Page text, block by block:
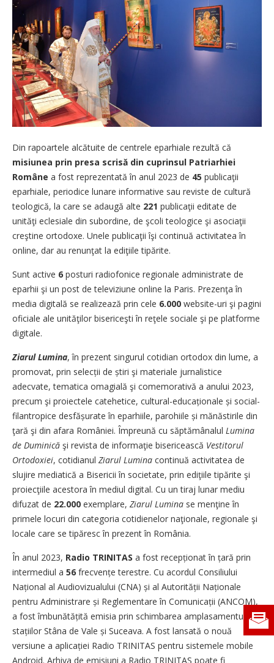
Din rapoartele alcătuite de centrele eparhiale rezultă că
misiunea prin presa scrisă din cuprinsul Patriarhiei
Române a fost reprezentată în anul 2023 de 45 publicaţii
eparhiale, periodice lunare informative sau reviste de cultură
teologică, la care se adaugă alte 221 publicaţii editate de
unităţi eclesiale din subordine, de şcoli teologice şi asociaţii
creştine ortodoxe. Unele publicaţii îşi continuă activitatea în
online, dar au renunţat la ediţiile tipărite.
Sunt active 6 posturi radiofonice regionale administrate de
eparhii şi un post de televiziune online la Paris. Prezenţa în
media digitală se realizează prin cele 6.000 website-uri şi pagini
oficiale ale unităţilor bisericeşti în reţele sociale şi pe platforme
digitale.
Ziarul Lumina, în prezent singurul cotidian ortodox din lume, a
promovat, prin selecții de știri şi materiale jurnalistice
adecvate, tematica omagială şi comemorativă a anului 2023,
precum şi proiectele catehetice, cultural-educaționale și social-
filantropice desfășu­ra­te în eparhiile, parohiile și mănăstirile din
ţară şi din afara României. Împreună cu săptămânalul Lumina
de Duminică şi revista de informaţie bisericească Vestitorul
Ortodoxiei, cotidianul Ziarul Lumina continuă activitatea de
slujire mediatică a Bisericii în societate, prin ediţiile tipărite şi
proiecţiile acestora în mediul digital. Cu un tiraj lunar mediu
difuzat de 22.000 exemplare, Ziarul Lumina se menţine în
primele locuri din categoria cotidienelor naţionale, regionale şi
locale care se tipăresc în prezent în România.
În anul 2023, Radio TRINITAS a fost recep­ționat în țară prin
intermediul a 56 frecvențe terestre. Cu acordul Consiliului
Națio­nal al Audiovizualului (CNA) și al Autorității Națio­nale
pentru Administrare și Reglementare în Comunicații (ANCOM),
a fost îmbunătățită emisia prin schimbarea amplasamentului
stațiilor Stâna de Vale și Suceava. A fost lansată o nouă
versiune a apli­cației Radio TRINITAS pentru sistemele ­mobile
Android. Arhiva de emisiuni a Radio TRINITAS poate fi